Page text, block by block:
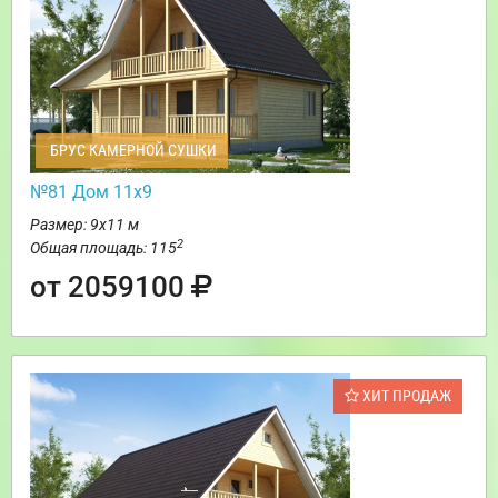
БРУС КАМЕРНОЙ СУШКИ
№81 Дом 11х9
Размер: 9х11 м
Общая площадь: 1152
от 2059100
ХИТ ПРОДАЖ